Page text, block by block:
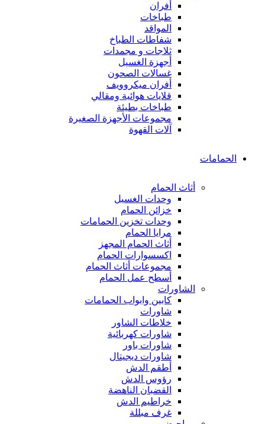
أفران
طباخات
المواقد
شفاطات الطباخ
ثلاجات و مجمدات
أجهزة الغسيل
غسالات الصحون
أفران ميكروويف
قلايات هوائية ومقالي
طباخات بطيئة
مجموعات الأجهزة الصغيرة
آلات القهوة
الحمامات
أثاث الحمام
وحدات الغسيل
خزائن الحمام
وحدات تخزين الحمامات
مرايا الحمام
أثاث الحمام المجهز
اكسسوارات الحمام
مجموعات أثاث الحمام
أسطح عمل الحمام
الشاورات
كابين وابواب الحمامات
شاورات
خلاطات الشاور
شاورات كهربائية
شاورات باور
شاورات ديجيتال
أطقم الدش
رؤوس الدش
القضبان الناهضة
خراطيم الدش
غرف مبللة